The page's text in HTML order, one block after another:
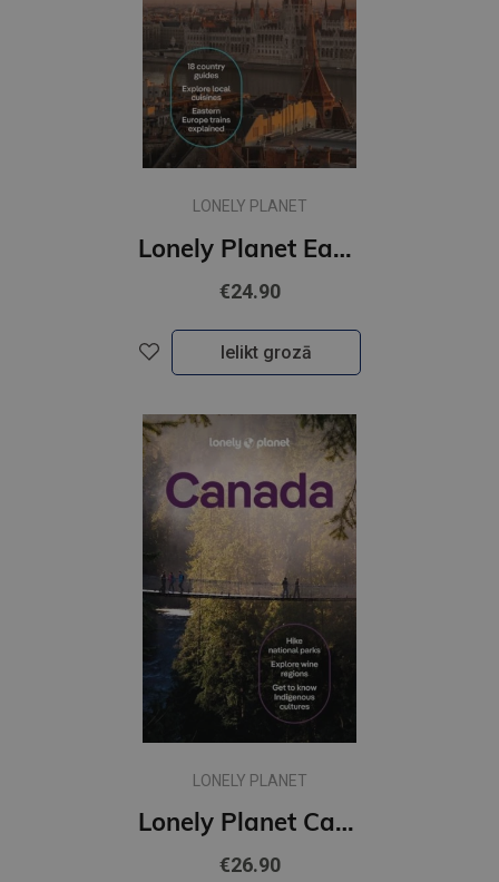
LONELY PLANET
Lonely Planet Eastern Europe : Plan the Trip of a Lifetime | Detailed Itineraries & Maps
€24.90
Ielikt grozā
LONELY PLANET
Lonely Planet Canada
€26.90